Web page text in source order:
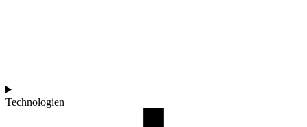
Technologien